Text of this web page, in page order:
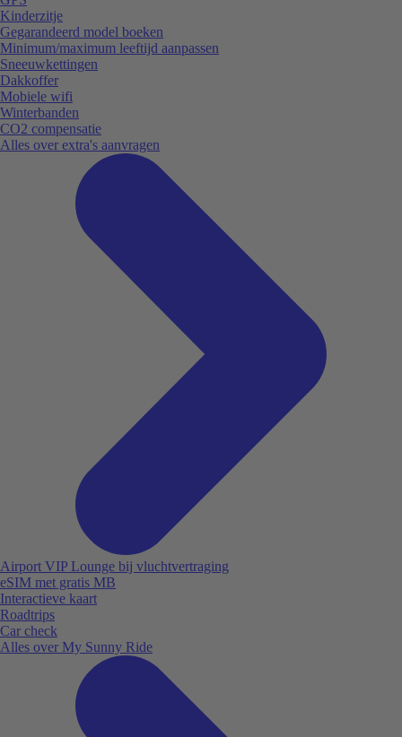
Kinderzitje
Gegarandeerd model boeken
Minimum/maximum leeftijd aanpassen
Sneeuwkettingen
Dakkoffer
Mobiele wifi
Winterbanden
CO2 compensatie
Alles over extra's aanvragen
Airport VIP Lounge bij vluchtvertraging
eSIM met gratis MB
Interactieve kaart
Roadtrips
Car check
Alles over My Sunny Ride